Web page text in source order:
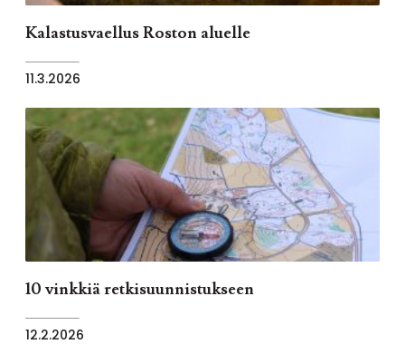
Kalastusvaellus Roston aluelle
11.3.2026
10 vinkkiä retkisuunnistukseen
12.2.2026